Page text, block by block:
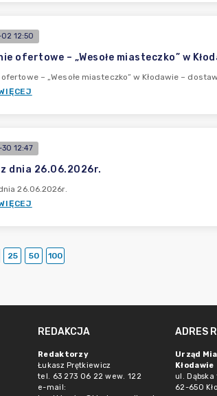
12:50
ofertowe – „Wesołe miasteczko” w
– „Wesołe miasteczko” w Kłodawie –
12:47
dnia 26.06.2026r.
26.06.2026r.
25 50 100
REDAKCJA
Redaktorzy
Łukasz Prętkiewicz
tel. 63 273 06 22 wew. 122
e-mail:
ADRES
Urząd
Kłodawie
ul. Dąbska
62-650